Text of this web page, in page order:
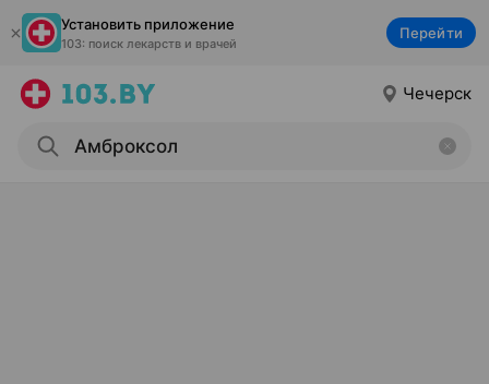
Установить приложение
103: поиск лекарств и врачей
Перейти
Чечерск